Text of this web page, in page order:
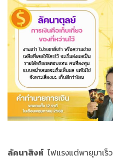
ลัคนาสิงห์ ไฟแรงแต่พายุมาเร็ว